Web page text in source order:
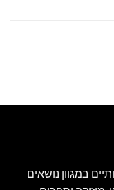
במגוון נושאים